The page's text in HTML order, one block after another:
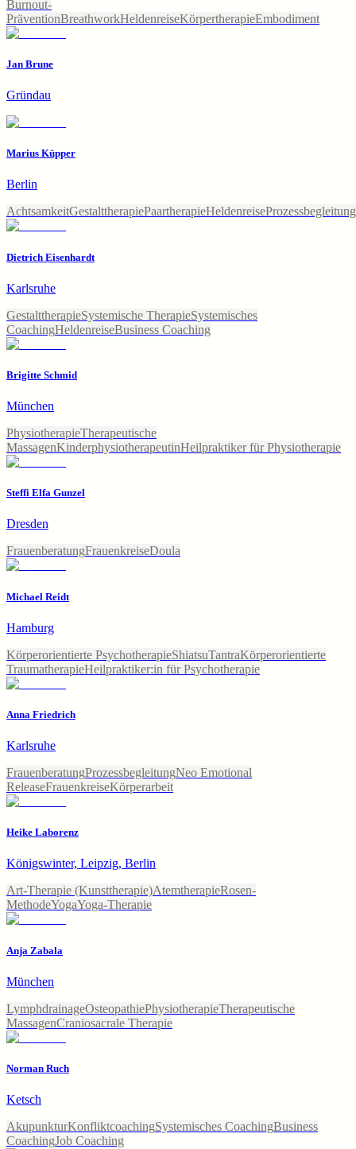
Burnout-
PräventionBreathworkHeldenreiseKörpertherapieEmbodiment
Jan Brune
Gründau
Marius Küpper
Berlin
AchtsamkeitGestalttherapiePaartherapieHeldenreiseProzessbegleitung
Dietrich Eisenhardt
Karlsruhe
GestalttherapieSystemische TherapieSystemisches
CoachingHeldenreiseBusiness Coaching
Brigitte Schmid
München
PhysiotherapieTherapeutische
MassagenKinderphysiotherapeutinHeilpraktiker für Physiotherapie
Steffi Elfa Gunzel
Dresden
FrauenberatungFrauenkreiseDoula
Michael Reidt
Hamburg
Körperorientierte PsychotherapieShiatsuTantraKörperorientierte
TraumatherapieHeilpraktiker:in für Psychotherapie
Anna Friedrich
Karlsruhe
FrauenberatungProzessbegleitungNeo Emotional
ReleaseFrauenkreiseKörperarbeit
Heike Laborenz
Königswinter, Leipzig, Berlin
Art-Therapie (Kunsttherapie)AtemtherapieRosen-
MethodeYogaYoga-Therapie
Anja Zabala
München
LymphdrainageOsteopathiePhysiotherapieTherapeutische
MassagenCraniosacrale Therapie
Norman Ruch
Ketsch
AkupunkturKonfliktcoachingSystemisches CoachingBusiness
CoachingJob Coaching